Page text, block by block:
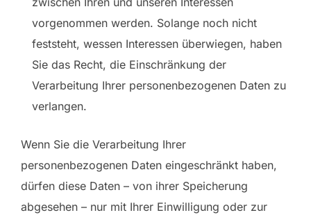
vorgenommen werden. Solange noch nicht
feststeht, wessen Interessen überwiegen, haben
Sie das Recht, die Einschränkung der
Verarbeitung Ihrer personenbezogenen Daten zu
verlangen.
Wenn Sie die Verarbeitung Ihrer
personenbezogenen Daten eingeschränkt haben,
dürfen diese Daten – von ihrer Speicherung
abgesehen – nur mit Ihrer Einwilligung oder zur